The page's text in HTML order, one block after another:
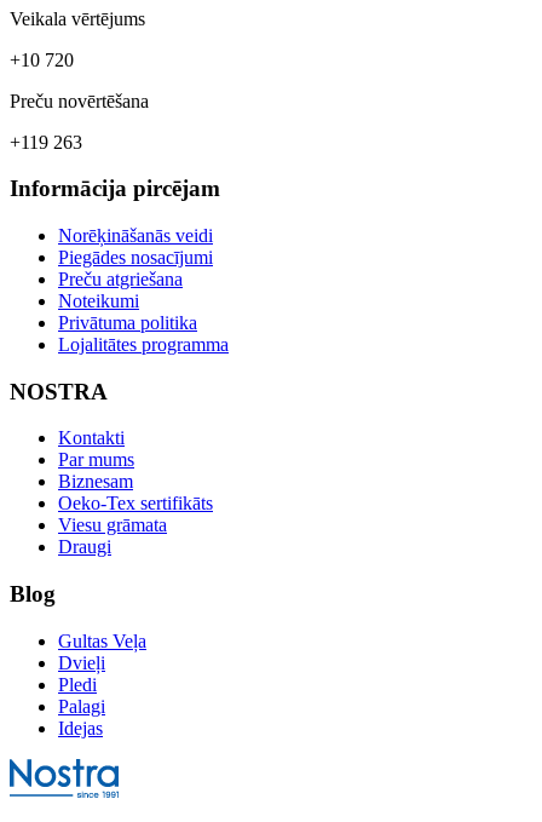
Veikala vērtējums
+10 720
Preču novērtēšana
+119 263
Informācija pircējam
Norēķināšanās veidi
Piegādes nosacījumi
Preču atgriešana
Noteikumi
Privātuma politika
Lojalitātes programma
NOSTRA
Kontakti
Par mums
Biznesam
Oeko-Tex sertifikāts
Viesu grāmata
Draugi
Blog
Gultas Veļa
Dvieļi
Pledi
Palagi
Idejas